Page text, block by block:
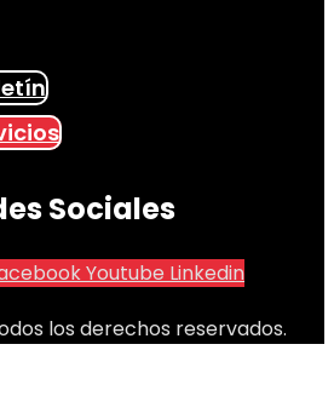
Sociales
Youtube Linkedin
los derechos reservados.